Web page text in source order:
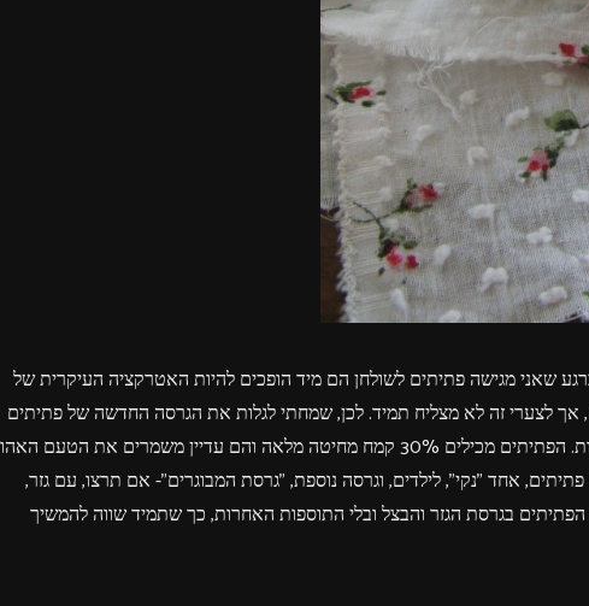
שאני מגישה פתיתים לשולחן הם מיד הופכים להיות האטרקציה העיקרית של
אך לצערי זה לא מצליח תמיד. לכן, שמחתי לגלות את הגרסה החדשה של פתיתים
פלוס. פתיתים אפויים קוסקוס עם חיטה מלאה, שקיבלתי להתנסות. הפתיתים מכילים 30% קמח מחיטה מלאה והם עדיין משמרים את הטעם
הניסיונות שלי לגוון הכנתי 2 סירים עם פתיתים, אחד "נקי", לילדים, וגרסה נוספת, "גרסת המבוגרים"- אם תרצו, עם גזר,
בגרסת הגזר והבצל ובלי התוספות האחרות, כך שתמיד שווה להמשיך